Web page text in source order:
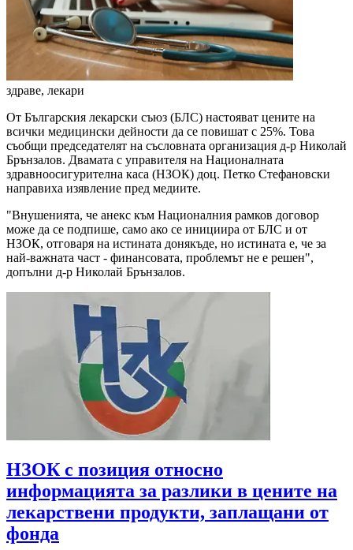
здраве, лекари
От Българския лекарски съюз (БЛС) настояват цените на
всички медицински дейности да се повишат с 25%. Това
съобщи председателят на съсловната организация д-р Николай
Брънзалов. Двамата с управителя на Националната
здравноосигурителна каса (НЗОК) доц. Петко Стефановски
направиха изявление пред медиите.
"Внушенията, че анекс към Националния рамков договор
може да се подпише, само ако се инициира от БЛС и от
НЗОК, отговаря на истината донякъде, но истината е, че за
най-важната част - финансовата, проблемът не е решен",
допълни д-р Николай Брънзалов.
НЗОК с позиция относно
информацията за разлики в цените на
лекарствени продукти, заплащани от
фонда